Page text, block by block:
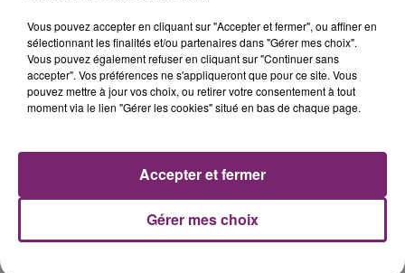
La Bulle - Guinguette éphémère
de Frelinghien !
éclipse solaire du 12 Août 2026
Vous pouvez accepter en cliquant sur "Accepter et fermer", ou affiner en
sélectionnant les finalités et/ou partenaires dans "Gérer mes choix".
Vous pouvez également refuser en cliquant sur "Continuer sans
accepter". Vos préférences ne s'appliqueront que pour ce site. Vous
pouvez mettre à jour vos choix, ou retirer votre consentement à tout
moment via le lien "Gérer les cookies" situé en bas de chaque page.
Gérer mes choix
Accepter et fermer